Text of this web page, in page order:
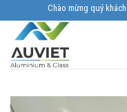
to
content
Chào mừng quý khách đã